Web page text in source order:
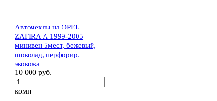
Авточехлы на OPEL
ZAFIRA А 1999-2005
минивен 5мест, бежевый,
шоколад, перфорир.
экокожа
10 000 руб.
комп